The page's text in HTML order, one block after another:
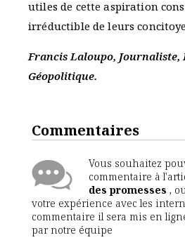
utiles de cette aspiration
irréductible de leurs
Francis Laloupo, Journaliste,
Géopolitique.
Commentaires
Vous souhaitez
commentaire à
des promesses ,
votre expérience avec les
commentaire il sera mis en
par notre équipe